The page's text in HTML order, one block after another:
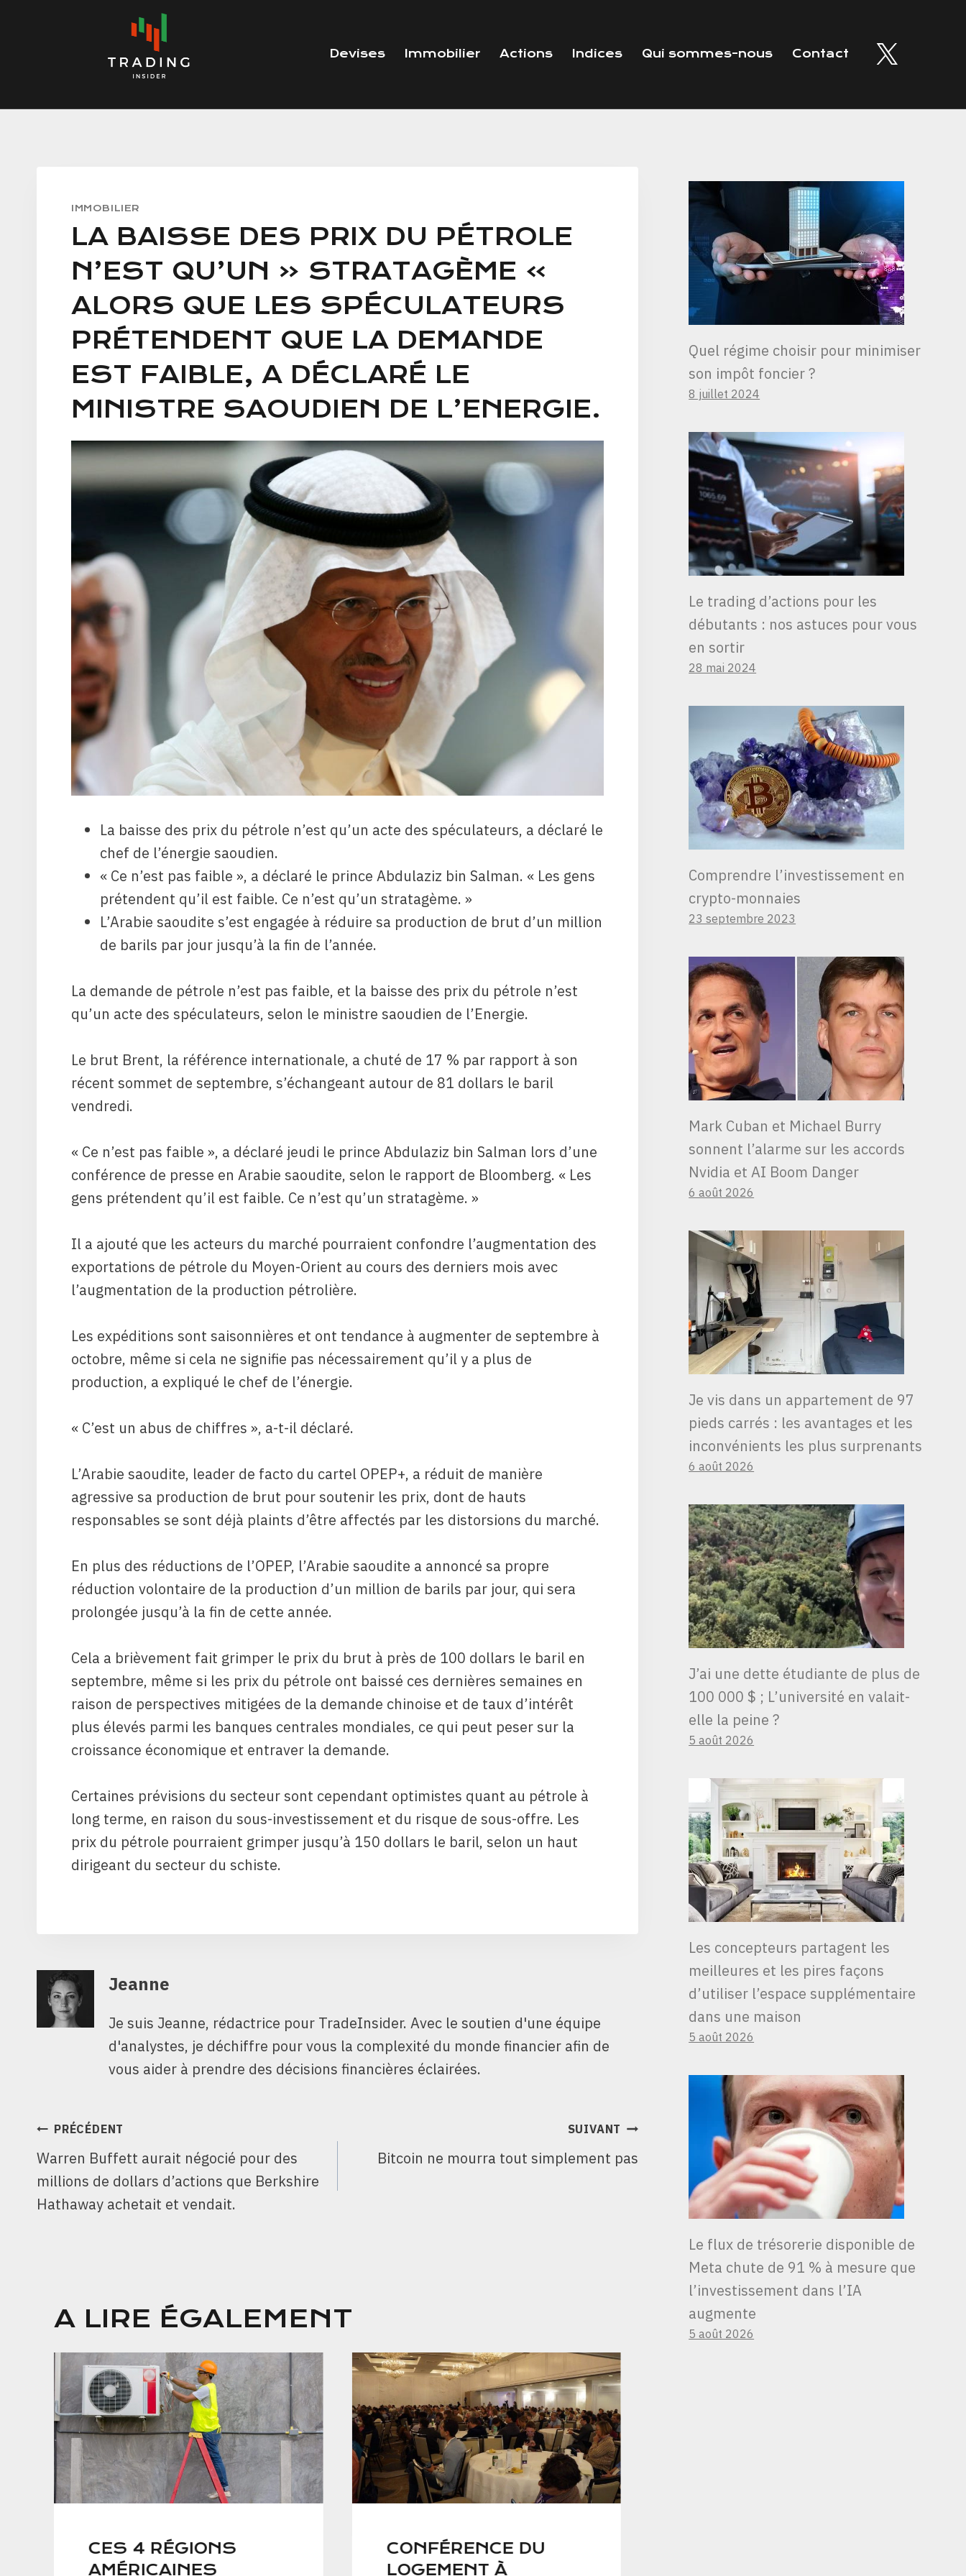
Devises Immobilier Actions Indices Qui sommes-nous Contact
IMMOBILIER
LA BAISSE DES PRIX DU PÉTROLE
N’EST QU’UN « STRATAGÈME »
ALORS QUE LES SPÉCULATEURS
PRÉTENDENT QUE LA DEMANDE
EST FAIBLE, A DÉCLARÉ LE
MINISTRE SAOUDIEN DE L’ENERGIE.
La baisse des prix du pétrole n’est qu’un acte des spéculateurs, a déclaré le
chef de l’énergie saoudien.
« Ce n’est pas faible », a déclaré le prince Abdulaziz bin Salman. « Les gens
prétendent qu’il est faible. Ce n’est qu’un stratagème. »
L’Arabie saoudite s’est engagée à réduire sa production de brut d’un million
de barils par jour jusqu’à la fin de l’année.
La demande de pétrole n’est pas faible, et la baisse des prix du pétrole n’est
qu’un acte des spéculateurs, selon le ministre saoudien de l’Energie.
Le brut Brent, la référence internationale, a chuté de 17 % par rapport à son
récent sommet de septembre, s’échangeant autour de 81 dollars le baril
vendredi.
« Ce n’est pas faible », a déclaré jeudi le prince Abdulaziz bin Salman lors d’une
conférence de presse en Arabie saoudite, selon le rapport de Bloomberg. « Les
gens prétendent qu’il est faible. Ce n’est qu’un stratagème. »
Il a ajouté que les acteurs du marché pourraient confondre l’augmentation des
exportations de pétrole du Moyen-Orient au cours des derniers mois avec
l’augmentation de la production pétrolière.
Les expéditions sont saisonnières et ont tendance à augmenter de septembre à
octobre, même si cela ne signifie pas nécessairement qu’il y a plus de
production, a expliqué le chef de l’énergie.
« C’est un abus de chiffres », a-t-il déclaré.
L’Arabie saoudite, leader de facto du cartel OPEP+, a réduit de manière
agressive sa production de brut pour soutenir les prix, dont de hauts
responsables se sont déjà plaints d’être affectés par les distorsions du marché.
En plus des réductions de l’OPEP, l’Arabie saoudite a annoncé sa propre
réduction volontaire de la production d’un million de barils par jour, qui sera
prolongée jusqu’à la fin de cette année.
Cela a brièvement fait grimper le prix du brut à près de 100 dollars le baril en
septembre, même si les prix du pétrole ont baissé ces dernières semaines en
raison de perspectives mitigées de la demande chinoise et de taux d’intérêt
plus élevés parmi les banques centrales mondiales, ce qui peut peser sur la
croissance économique et entraver la demande.
Certaines prévisions du secteur sont cependant optimistes quant au pétrole à
long terme, en raison du sous-investissement et du risque de sous-offre. Les
prix du pétrole pourraient grimper jusqu’à 150 dollars le baril, selon un haut
dirigeant du secteur du schiste.
Jeanne
Je suis Jeanne, rédactrice pour TradeInsider. Avec le soutien d'une équipe
d'analystes, je déchiffre pour vous la complexité du monde financier afin de
vous aider à prendre des décisions financières éclairées.
NAVIGATION
DE
L’ARTICLE
PRÉCÉDENT
Warren Buffett aurait négocié pour des
millions de dollars d’actions que Berkshire
Hathaway achetait et vendait.
SUIVANT
Bitcoin ne mourra tout simplement pas
A LIRE ÉGALEMENT
CES 4 RÉGIONS
AMÉRICAINES
CONFÉRENCE DU
LOGEMENT À
Quel régime choisir pour minimiser
son impôt foncier ?
8 juillet 2024
Le trading d’actions pour les
débutants : nos astuces pour vous
en sortir
28 mai 2024
Comprendre l’investissement en
crypto-monnaies
23 septembre 2023
Mark Cuban et Michael Burry
sonnent l’alarme sur les accords
Nvidia et AI Boom Danger
6 août 2026
Je vis dans un appartement de 97
pieds carrés : les avantages et les
inconvénients les plus surprenants
6 août 2026
J’ai une dette étudiante de plus de
100 000 $ ; L’université en valait-
elle la peine ?
5 août 2026
Les concepteurs partagent les
meilleures et les pires façons
d’utiliser l’espace supplémentaire
dans une maison
5 août 2026
Le flux de trésorerie disponible de
Meta chute de 91 % à mesure que
l’investissement dans l’IA
augmente
5 août 2026